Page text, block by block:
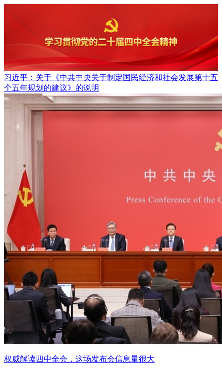
习近平：关于《中共中央关于制定国民经济和社会发展第十五
个五年规划的建议》的说明
权威解读四中全会，这场发布会信息量很大